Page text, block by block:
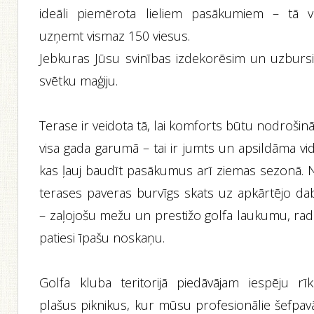
ideāli piemērota lieliem pasākumiem – tā
uzņemt vismaz 150 viesus.
Jebkuras Jūsu svinības izdekorēsim un
svētku maģiju.
Terase ir veidota tā, lai komforts būtu
visa gada garumā – tai ir jumts un apsildāma
kas ļauj baudīt pasākumus arī ziemas sezonā.
terases paveras burvīgs skats uz apkārtējo
– zaļojošu mežu un prestižo golfa laukumu,
patiesi īpašu noskaņu.
Golfa kluba teritorijā piedāvājam iespēju
plašus piknikus, kur mūsu profesionālie